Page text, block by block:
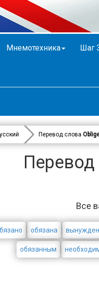
Мнемотехника Шаг
Перевод слова
Перевод
Все
обязана
обязанным